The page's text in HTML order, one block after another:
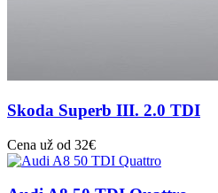
Skoda Superb III. 2.0 TDI
Cena už od 32€